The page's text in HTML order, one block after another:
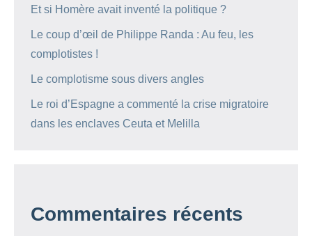
Et si Homère avait inventé la politique ?
Le coup d’œil de Philippe Randa : Au feu, les
complotistes !
Le complotisme sous divers angles
Le roi d’Espagne a commenté la crise migratoire
dans les enclaves Ceuta et Melilla
Commentaires récents